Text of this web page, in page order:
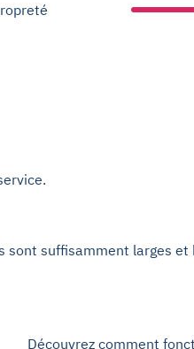
sont suffisamment larges et
Découvrez comment